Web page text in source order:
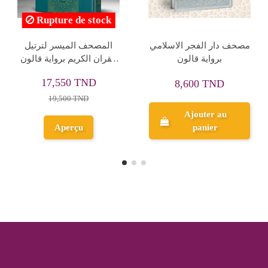
Rupture de stock
مصحف المعرفة 17/24
قالون تجويد 1/4 بدون علبة
49,600 TND
62,000 TND
Aperçu
مصحف القران الكريم
جيبي - دار ابن حزم 8/12
Ajouter au
panier